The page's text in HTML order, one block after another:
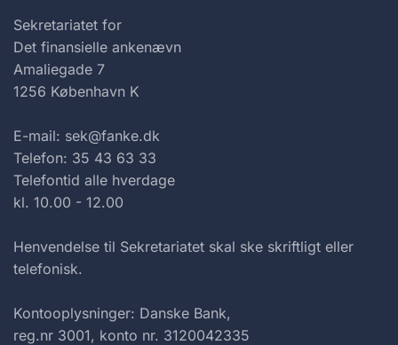
Sekretariatet for
Det finansielle ankenævn
Amaliegade 7
1256 København K
E-mail: sek@fanke.dk
Telefon: 35 43 63 33
Telefontid alle hverdage
kl. 10.00 - 12.00
Henvendelse til Sekretariatet skal ske skriftligt eller
telefonisk.
Kontooplysninger: Danske Bank,
reg.nr 3001, konto nr. 3120042335